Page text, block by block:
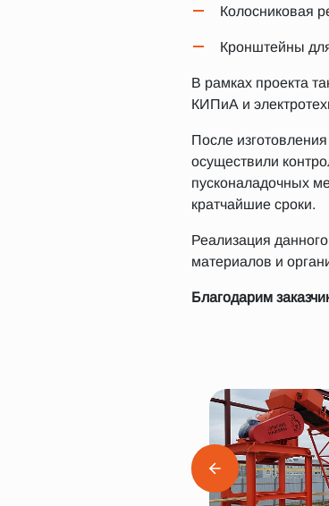
Колосниковая
Кронштейны
В рамках проекта
КИПиА и
После
осуществили
пусконаладочных
кратчайшие сроки.
Реализация
материалов и
Благодарим